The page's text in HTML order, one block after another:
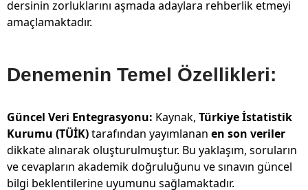
dersinin zorluklarını aşmada adaylara rehberlik etmeyi
amaçlamaktadır.
Denemenin Temel Özellikleri:
Güncel Veri Entegrasyonu: Kaynak, Türkiye İstatistik
Kurumu (TÜİK)tarafından yayımlanan en son veriler
dikkate alınarak oluşturulmuştur. Bu yaklaşım, soruların
ve cevapların akademik doğruluğunu ve sınavın güncel
bilgi beklentilerine uyumunu sağlamaktadır.